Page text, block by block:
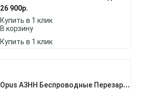
26 900р.
Купить в 1 клик
В корзину
Купить в 1 клик
O
Pus A3HH Беспроводные Перезаряжаемые Многоканальные Микрофоны